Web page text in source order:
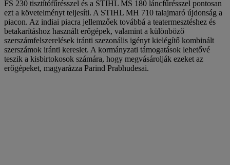
FS 230 tisztítófűrésszel és a STIHL MS 180 láncfűrésszel pontosan
ezt a követelményt teljesíti. A STIHL MH 710 talajmaró újdonság a
piacon. Az indiai piacra jellemzőek továbbá a teatermesztéshez és
betakarításhoz használt erőgépek, valamint a különböző
szerszámfelszerelések iránti szezonális igényt kielégítő kombinált
szerszámok iránti kereslet. A kormányzati támogatások lehetővé
teszik a kisbirtokosok számára, hogy megvásárolják ezeket az
erőgépeket, magyarázza Parind Prabhudesai.